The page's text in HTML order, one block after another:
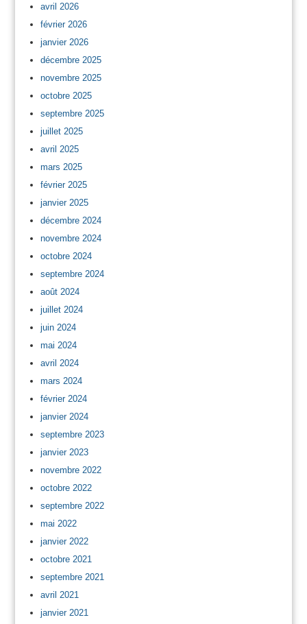
avril 2026
février 2026
janvier 2026
décembre 2025
novembre 2025
octobre 2025
septembre 2025
juillet 2025
avril 2025
mars 2025
février 2025
janvier 2025
décembre 2024
novembre 2024
octobre 2024
septembre 2024
août 2024
juillet 2024
juin 2024
mai 2024
avril 2024
mars 2024
février 2024
janvier 2024
septembre 2023
janvier 2023
novembre 2022
octobre 2022
septembre 2022
mai 2022
janvier 2022
octobre 2021
septembre 2021
avril 2021
janvier 2021